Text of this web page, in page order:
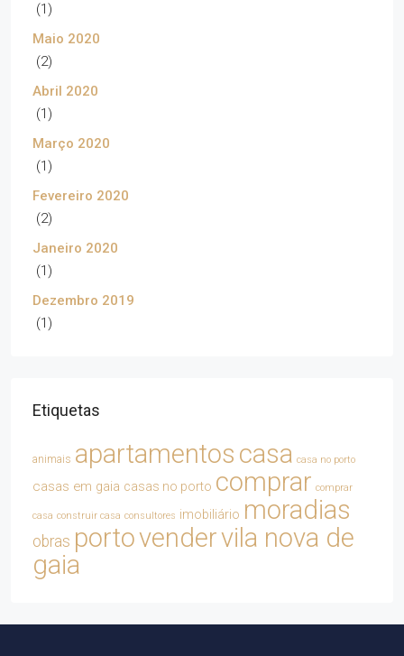
(1)
Maio 2020
(2)
Abril 2020
(1)
Março 2020
(1)
Fevereiro 2020
(2)
Janeiro 2020
(1)
Dezembro 2019
(1)
Etiquetas
animais apartamentos casa casa no porto
casas em gaia casas no porto comprar comprar
casa construir casa consultores imobiliário moradias
obras portovendervila nova de
gaia